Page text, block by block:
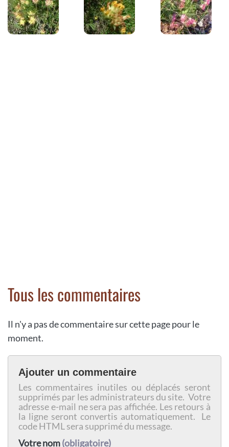
Tous les commentaires
Il n'y a pas de commentaire sur cette page pour le
moment.
Ajouter un commentaire
Les commentaires inutiles ou déplacés seront
supprimés par les administrateurs du site. Votre
adresse e-mail ne sera pas affichée. Les retours à
la ligne seront convertis automatiquement. Le
code HTML sera supprimé du message.
Votre nom(obligatoire)